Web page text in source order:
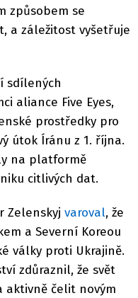
způsobem se
a záležitost vyšetřuje
sdílených
aliance Five Eyes,
prostředky pro
útok Íránu z 1. října.
na platformě
citlivých dat.
Zelenskyj varoval, že
a Severní Koreou
války proti Ukrajině.
zdůraznil, že svět
aktivně čelit novým